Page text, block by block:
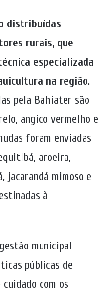
distribuídas
rurais, que
especializada
na região.
pela Bahiater são
angico vermelho e
foram enviadas
aroeira,
jacarandá mimoso e
à
municipal
públicas de
com os